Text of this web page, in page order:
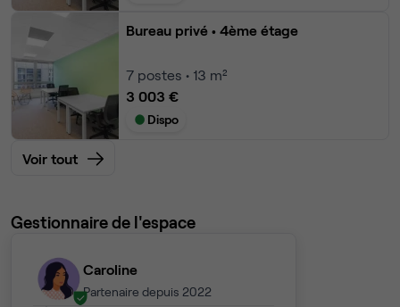
Bureau privé • 4ème étage
7 postes • 13 m²
3 003 €
Dispo
Voir tout
Gestionnaire de l'espace
Caroline
Partenaire depuis 2022